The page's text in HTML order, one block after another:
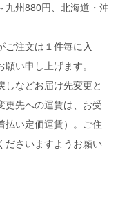
州880円、北海道・沖
注文は１件毎に入
願い申し上げます。
などお届け先変更と
更先への運賃は、お受
払い定価運賃）。ご住
ださいますようお願い